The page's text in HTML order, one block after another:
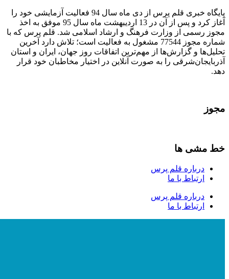
پایگاه خبری قلم پرس از دی ماه سال 94 فعالیت آزمایشی خود را
آغاز کرد و پس از آن در 13 اردیبهشت ماه سال 95 موفق به اخذ
مجوز رسمی از وزارت فرهنگ و ارشاد اسلامی شد. قلم پرس که با
شماره مجوز 77544 مشغول به فعالیت است؛ تلاش دارد آخرین
تحلیل‌ها و گزارش‌ها از مهم‌ترین اتفاقات روز جهان، ایران و استان
آذربایجان‌شرقی را به صورت آنلاین در اختیار مخاطبان خود قرار
دهد.
مجوز
خط مشی ها
درباره قلم پرس
ارتباط با ما
درباره قلم پرس
ارتباط با ما